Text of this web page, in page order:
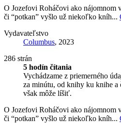
O Jozefovi Roháčovi ako nájomnom
či “potkan” vyšlo už niekoľko kníh...
Vydavateľstvo
Columbus, 2023
286 strán
5 hodín čítania
Vychádzame z priemerného
za minútu, od knihy ku knihe
však môže líšiť.
O Jozefovi Roháčovi ako nájomnom
či “potkan” vyšlo už niekoľko kníh...